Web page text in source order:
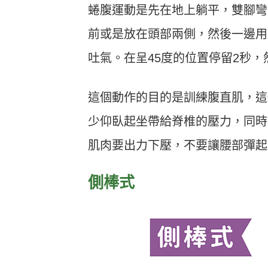
蜷腹運動是先在地上躺平，雙腳
前或是放在頭部兩側，然後一邊
吐氣。在呈45度的位置停留2秒
這個動作的目的是訓練腹直肌，
少仰臥起坐帶給脊椎的壓力，同
肌肉要出力下壓，不要讓腰部彈
側棒式